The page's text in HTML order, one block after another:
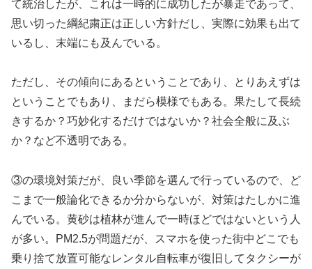
て統治したが、これは一時的に成功したが暴走であって、
思い切った綱紀粛正は正しい方針だし、実際に効果も出て
いるし、末端にも及んでいる。
ただし、その傾向にあるということであり、とりあえずは
ということでもあり、まだら模様でもある。果たして長続
きするか？巧妙化するだけではないか？社会全般に及ぶ
か？など不透明である。
③の環境対策だが、良い季節を選んで行っているので、ど
こまで一般論化できるか分からないが、対策はたしかに進
んでいる。黄砂は植林が進んで一時ほどではないという人
が多い。PM2.5が問題だが、スマホを使った街中どこでも
乗り捨て放置可能なレンタル自転車が復旧してタクシーが